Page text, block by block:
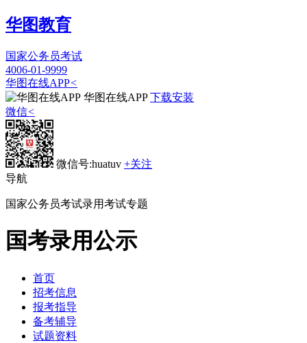
华图教育
国家公务员考试
4006-01-9999
华图在线APP<
华图在线APP 下载安装
微信<
微信号:huatuv +关注
导航
国家公务员考试录用考试专题
国考录用公示
首页
招考信息
报考指导
备考辅导
试题资料